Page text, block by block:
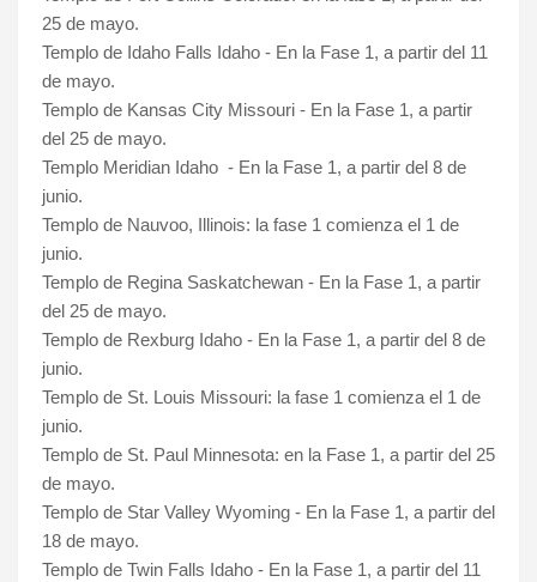
25 de mayo.
Templo de Idaho Falls Idaho - En la Fase 1, a partir del 11
de mayo.
Templo de Kansas City Missouri - En la Fase 1, a partir
del 25 de mayo.
Templo Meridian Idaho - En la Fase 1, a partir del 8 de
junio.
Templo de Nauvoo, Illinois: la fase 1 comienza el 1 de
junio.
Templo de Regina Saskatchewan - En la Fase 1, a partir
del 25 de mayo.
Templo de Rexburg Idaho - En la Fase 1, a partir del 8 de
junio.
Templo de St. Louis Missouri: la fase 1 comienza el 1 de
junio.
Templo de St. Paul Minnesota: en la Fase 1, a partir del 25
de mayo.
Templo de Star Valley Wyoming - En la Fase 1, a partir del
18 de mayo.
Templo de Twin Falls Idaho - En la Fase 1, a partir del 11